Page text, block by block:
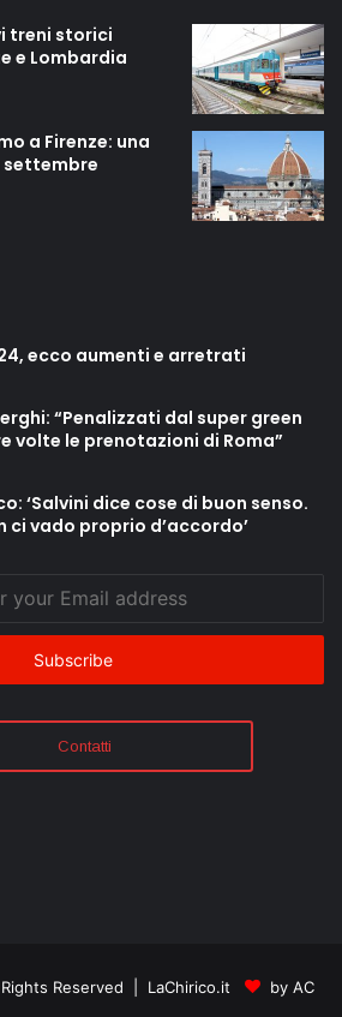
treni storici
e Lombardia
a Firenze: una
settembre
ecco aumenti e arretrati
“Penalizzati dal super green
volte le prenotazioni di Roma”
‘Salvini dice cose di buon senso.
ci vado proprio d’accordo’
Contatti
Reserved | LaChirico.it
by AC